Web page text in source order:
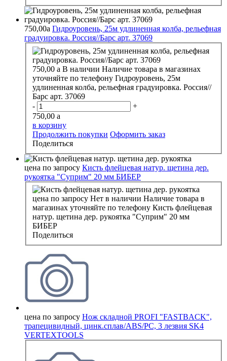
750,00a Гидроуровень, 25м удлиненная колба, рельефная
градуировка. Россия//Барс арт. 37069
750,00 a В наличии Наличие товара в магазинах
уточняйте по телефону Гидроуровень, 25м
удлиненная колба, рельефная градуировка. Россия//
Барс арт. 37069
-
+
750,00 a
в корзину
Продолжить покупки Оформить заказ
Поделиться
цена по запросу Кисть флейцевая натур. щетина дер.
рукоятка "Суприм" 20 мм БИБЕР
цена по запросу Нет в наличии Наличие товара в
магазинах уточняйте по телефону Кисть флейцевая
натур. щетина дер. рукоятка "Суприм" 20 мм
БИБЕР
Поделиться
цена по запросу Нож складной PROFI "FASTBACK",
трапецивидный, цинк.сплав/ABS/PC, 3 лезвия SK4
VERTEXTOOLS